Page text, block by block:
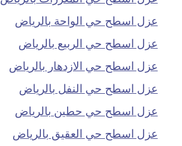
عزل اسطح حي الواحة بالرياض
عزل اسطح حي الربيع بالرياض
عزل اسطح حي الازدهار بالرياض
عزل اسطح حي النفل بالرياض
عزل اسطح حي حطين بالرياض
عزل اسطح حي العقيق بالرياض